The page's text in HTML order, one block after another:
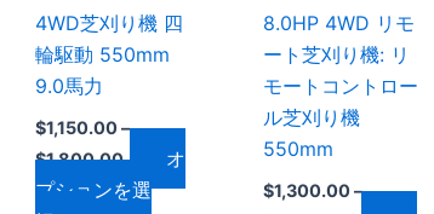
4WD芝刈り機 四
輪駆動 550mm
9.0馬力
$1,150.00–
$1,800.00
オ
プションを選
バ
リ
エ
ー
シ
ョ
8.0HP 4WD リモ
ート芝刈り機: リ
モートコントロー
ル芝刈り機
550mm
$1,300.00–
バ
リ
エ
ー
シ
ョ